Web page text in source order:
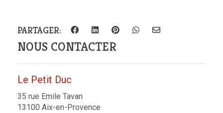
PARTAGER:
NOUS CONTACTER
Le Petit Duc
35 rue Emile Tavan
13100 Aix-en-Provence